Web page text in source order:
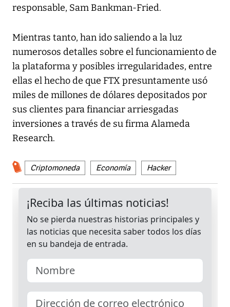
responsable, Sam Bankman-Fried.
Mientras tanto, han ido saliendo a la luz
numerosos detalles sobre el funcionamiento de
la plataforma y posibles irregularidades, entre
ellas el hecho de que FTX presuntamente usó
miles de millones de dólares depositados por
sus clientes para financiar arriesgadas
inversiones a través de su firma Alameda
Research.
Criptomoneda Economía Hacker